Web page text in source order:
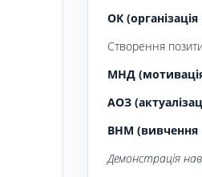
ОК (організація
Створення
МНД (мотивація
АОЗ
ВНМ (вивчення
Демонстрація